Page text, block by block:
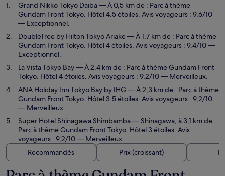
Grand Nikko Tokyo Daiba— À 0,5 km de : Parc à thème
Gundam Front Tokyo. Hôtel 4.5 étoiles. Avis voyageurs : 9,6/10
— Exceptionnel.
DoubleTree by Hilton Tokyo Ariake— À 1,7 km de : Parc à thème
Gundam Front Tokyo. Hôtel 4 étoiles. Avis voyageurs : 9,4/10 —
Exceptionnel.
La Vista Tokyo Bay— À 2,4 km de : Parc à thème Gundam Front
Tokyo. Hôtel 4 étoiles. Avis voyageurs : 9,2/10 — Merveilleux.
ANA Holiday Inn Tokyo Bay by IHG— À 2,3 km de : Parc à thème
Gundam Front Tokyo. Hôtel 3.5 étoiles. Avis voyageurs : 9,2/10
— Merveilleux.
Super Hotel Shinagawa Shimbamba— Shinagawa, à 3,1 km de :
Parc à thème Gundam Front Tokyo. Hôtel 3 étoiles. Avis
voyageurs : 9,2/10 — Merveilleux.
Recommandés
Prix (croissant)